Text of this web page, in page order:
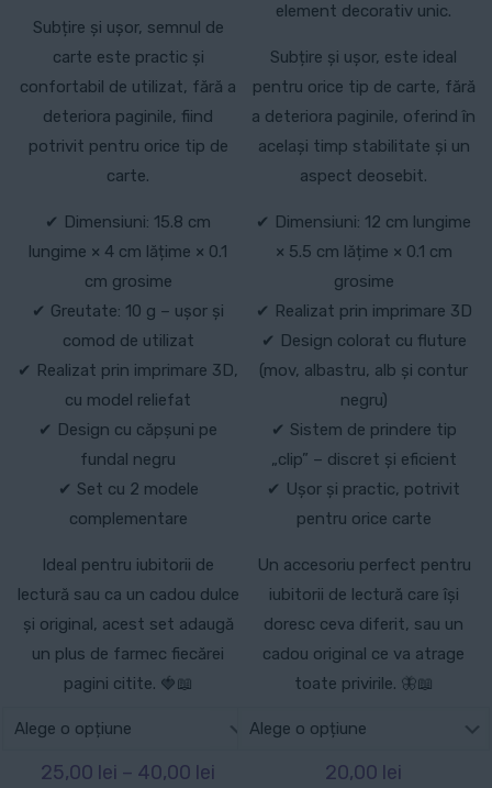
Subțire și ușor, semnul de
carte este practic și
confortabil de utilizat, fără a
deteriora paginile, fiind
potrivit pentru orice tip de
carte.
✔ Dimensiuni: 15.8 cm
lungime × 4 cm lățime × 0.1
cm grosime
✔ Greutate: 10 g – ușor și
comod de utilizat
✔ Realizat prin imprimare 3D,
cu model reliefat
✔ Design cu căpșuni pe
fundal negru
✔ Set cu 2 modele
complementare
Ideal pentru iubitorii de
lectură sau ca un cadou dulce
și original, acest set adaugă
un plus de farmec fiecărei
pagini citite. 🍓📖
25,00 lei – 40,00 lei
element decorativ unic.
Subțire și ușor, este ideal
pentru orice tip de carte, fără
a deteriora paginile, oferind în
același timp stabilitate și un
aspect deosebit.
✔ Dimensiuni: 12 cm lungime
× 5.5 cm lățime × 0.1 cm
grosime
✔ Realizat prin imprimare 3D
✔ Design colorat cu fluture
(mov, albastru, alb și contur
negru)
✔ Sistem de prindere tip
„clip” – discret și eficient
✔ Ușor și practic, potrivit
pentru orice carte
Un accesoriu perfect pentru
iubitorii de lectură care își
doresc ceva diferit, sau un
cadou original ce va atrage
toate privirile. 🦋📖
20,00 lei